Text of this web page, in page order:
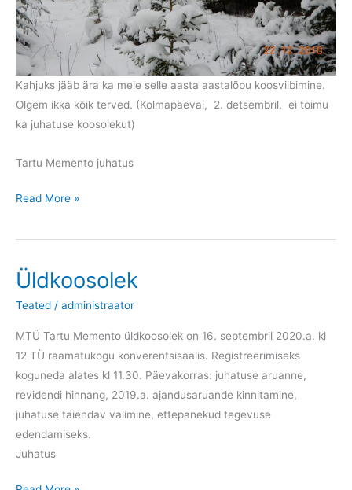
Kahjuks jääb ära ka meie selle aasta aastalõpu koosviibimine.
Olgem ikka kõik terved. (Kolmapäeval, 2. detsembril, ei toimu
ka juhatuse koosolekut)
Tartu Memento juhatus
Kaunist
Read More »
Üldkoosolek
Teated / administraator
MTÜ Tartu Memento üldkoosolek on 16. septembril 2020.a. kl
12 TÜ raamatukogu konverentsisaalis. Registreerimiseks
koguneda alates kl 11.30. Päevakorras: juhatuse aruanne,
revidendi hinnang, 2019.a. ajandusaruande kinnitamine,
juhatuse täiendav valimine, ettepanekud tegevuse
edendamiseks.
Juhatus